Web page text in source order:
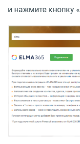
и нажмите кнопку «